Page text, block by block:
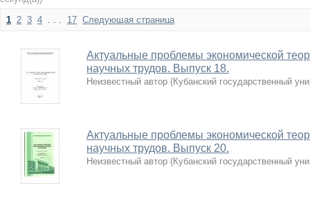
1 2 3 4 . . . 17 Следующая страница
Актуальные проблемы экономической
научных трудов. Выпуск 18.
Неизвестный автор (Кубанский государственный
Актуальные проблемы экономической
научных трудов. Выпуск 20.
Неизвестный автор (Кубанский государственный